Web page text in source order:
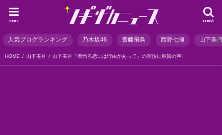
search
menu
人気ブログランキング 乃木坂46 齋藤飛鳥 西野七瀬 山下美
HOME 山下美月 山下美月『着飾る恋には理由があって』の演技に称賛の声!